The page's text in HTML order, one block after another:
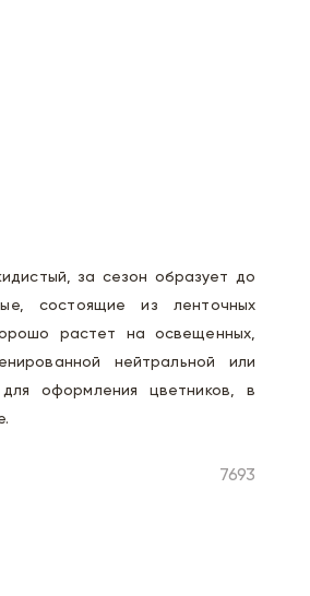
за сезон образует до
состоящие из ленточных
растет на освещенных,
нейтральной или
для оформления цветников, в
7693